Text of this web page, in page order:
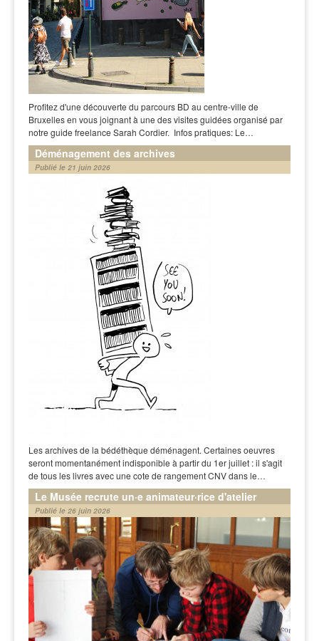
Profitez d'une découverte du parcours BD au centre-ville de
Bruxelles en vous joignant à une des visites guidées organisé par
notre guide freelance Sarah Cordier. Infos pratiques: Le…
Déménagement des archives
Publié le 21 juin 2026
Les archives de la bédéthèque déménagent. Certaines oeuvres
seront momentanément indisponible à partir du 1er juillet : il s'agit
de tous les livres avec une cote de rangement CNV dans le…
Le Musée recrute un·e animateur·rice d'atelier
Publié le 26 juin 2026